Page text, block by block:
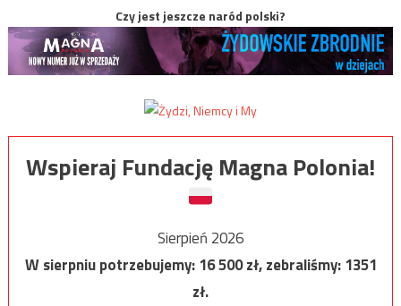
Czy jest jeszcze naród polski?
Wspieraj Fundację Magna Polonia!
Sierpień 2026
W sierpniu potrzebujemy:16 500zł, zebraliśmy:1351
zł.